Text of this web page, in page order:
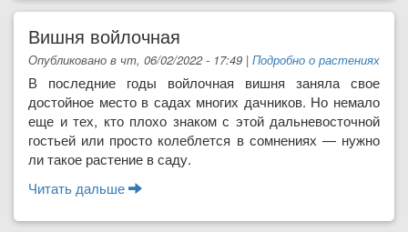
Вишня войлочная
Опубликовано в чт, 06/02/2022 - 17:49 | Подробно о растениях
В последние годы войлочная вишня заняла свое
достойное место в садах многих дачников. Но не­мало
еще и тех, кто плохо знаком с этой дальнево­сточной
гостьей или просто колеблется в сомнени­ях — нужно
ли такое растение в саду.
Читать дальше